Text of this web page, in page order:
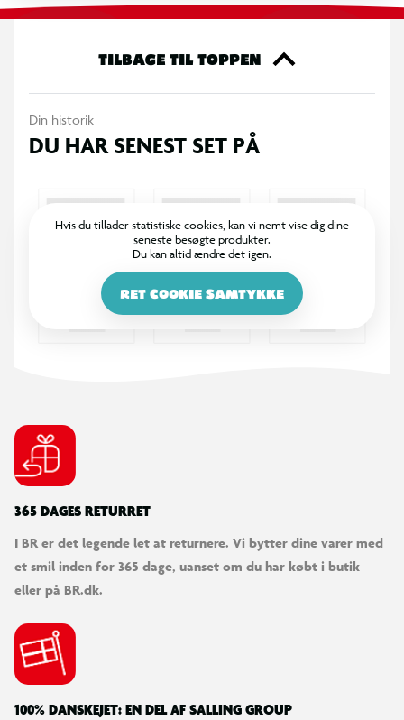
TILBAGE TIL TOPPEN
Din historik
DU HAR SENEST SET PÅ
Hvis du tillader statistiske cookies, kan vi nemt vise dig dine
seneste besøgte produkter.
Du kan altid ændre det igen.
RET COOKIE SAMTYKKE
365 DAGES RETURRET
I BR er det legende let at returnere. Vi bytter dine varer med
et smil inden for 365 dage, uanset om du har købt i butik
eller på BR.dk.
100% DANSKEJET: EN DEL AF SALLING GROUP